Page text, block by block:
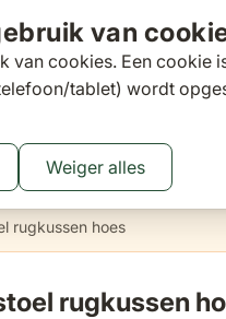
van
van cookies. Een cookie
tablet) wordt
Weiger alles
submenu for Tuinsets
Toggle submenu for
Toggle
16 XXL Experience Stores
rugkussen hoes
rugkussen